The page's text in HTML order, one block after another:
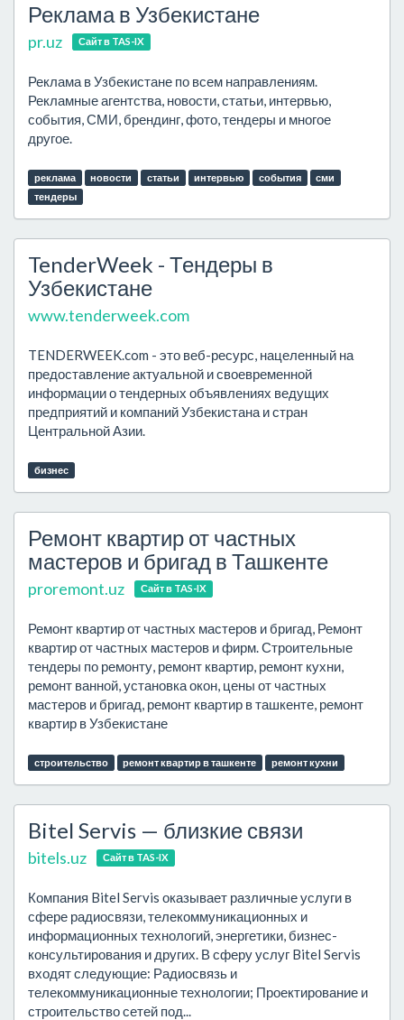
Реклама в Узбекистане
pr.uz Сайт в TAS-IX
Реклама в Узбекистане по всем направлениям.
Рекламные агентства, новости, статьи, интервью,
события, СМИ, брендинг, фото, тендеры и многое
другое.
реклама новости статьи интервью события
сми
тендеры
TenderWeek - Тендеры в
Узбекистане
www.tenderweek.com
TENDERWEEK.com - это веб-ресурс, нацеленный на
предоставление актуальной и своевременной
информации о тендерных объявлениях ведущих
предприятий и компаний Узбекистана и стран
Центральной Азии.
бизнес
Ремонт квартир от частных
мастеров и бригад в Ташкенте
proremont.uz Сайт в TAS-IX
Ремонт квартир от частных мастеров и бригад, Ремонт
квартир от частных мастеров и фирм. Строительные
тендеры по ремонту, ремонт квартир, ремонт кухни,
ремонт ванной, установка окон, цены от частных
мастеров и бригад, ремонт квартир в ташкенте, ремонт
квартир в Узбекистане
строительство ремонт квартир в ташкенте ремонт кухни
Bitel Servis — близкие связи
bitels.uz Сайт в TAS-IX
Компания Bitel Servis оказывает различные услуги в
сфере радиосвязи, телекоммуникационных и
информационных технологий, энергетики, бизнес-
консультирования и других. В сферу услуг Bitel Servis
входят следующие: Радиосвязь и
телекоммуникационные технологии; Проектирование и
строительство сетей под...